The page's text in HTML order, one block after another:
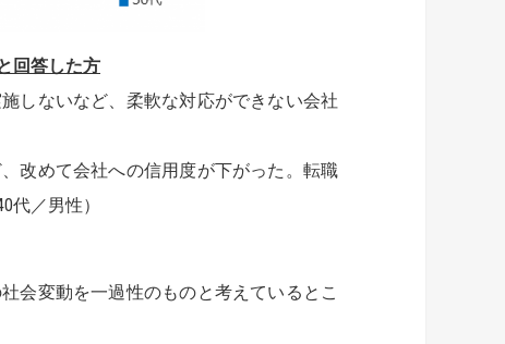
回答した方
しないなど、柔軟な対応ができない会社
改めて会社への信用度が下がった。転職
／男性）
会変動を一過性のものと考えているとこ